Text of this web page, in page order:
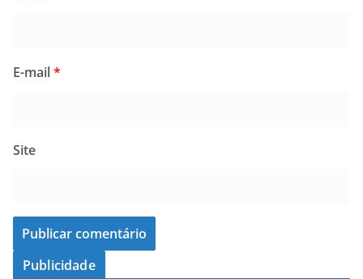
E-mail*
Site
Publicidade